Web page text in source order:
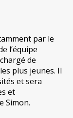
par le
l’équipe
de
plus jeunes. Il
et sera
et
Simon.